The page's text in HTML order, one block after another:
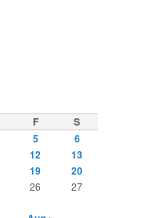
F
S
5
6
12
13
19
20
26
27